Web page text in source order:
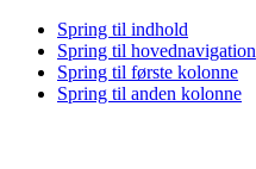
Spring til indhold
Spring til hovednavigation
Spring til første kolonne
Spring til anden kolonne